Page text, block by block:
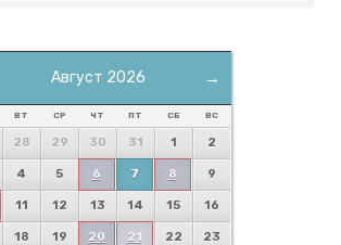
→
Август 2026
ВТ СР ЧТ ПТ СБ ВС
28 29 30 31 1 2
4 5 6 7 8 9
11 12 13 14 15 16
18 19 20 21 22 23